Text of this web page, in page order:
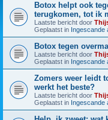
Botox helpt ook
terugkomen, tot ik
Laatste bericht door
Geplaatst in Ingescande
Botox tegen
Laatste bericht door
Geplaatst in Ingescande
Zomers weer leidt
werkt het beste?
Laatste bericht door
Geplaatst in Ingescande